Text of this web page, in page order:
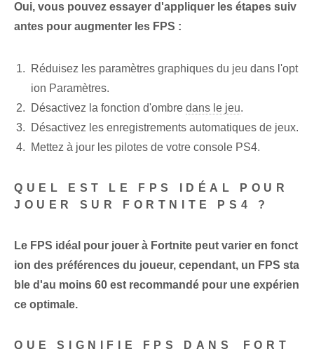
Oui, vous pouvez essayer d'appliquer les étapes suiv
antes pour augmenter les FPS :
Réduisez⁤ les paramètres graphiques du jeu dans l'opt
ion Paramètres.
Désactivez la fonction d'ombre‌ dans le jeu.
Désactivez les enregistrements automatiques de jeux.
Mettez à jour les pilotes de votre console PS4.
QUEL EST LE FPS IDÉAL POUR
JOUER SUR FORTNITE PS4 ?
Le FPS idéal pour jouer à Fortnite peut varier en fonct
ion des préférences du joueur, cependant, un FPS sta
ble d'au moins 60 est recommandé pour une expérien
ce optimale.
QUE SIGNIFIE FPS‌ DANS ⁣FORT